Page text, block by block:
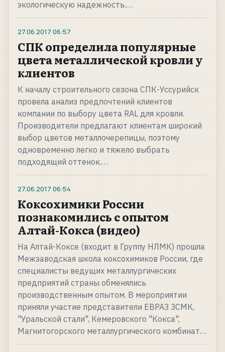
экологическую надежность.…
27.06.2017 06:57
СПК определила популярные
цвета металлической кровли у
клиентов
К началу строительного сезона СПК-Уссурийск
провела анализ предпочтений клиентов
компании по выбору цвета RAL для кровли.
Производители предлагают клиентам широкий
выбор цветов металлочерепицы, поэтому
одновременно легко и тяжело выбрать
подходящий оттенок.…
27.06.2017 06:54
Коксохимики России
познакомились с опытом
Алтай-Кокса (видео)
На Алтай-Коксе (входит в Группу НЛМК) прошла
Межзаводская школа коксохимиков России, где
специалисты ведущих металлургических
предприятий страны обменялись
производственным опытом. В мероприятии
приняли участие представители ЕВРАЗ ЗСМК,
"Уральской стали", Кемеровского "Кокса",
Магнитогорского металлургического комбинат…